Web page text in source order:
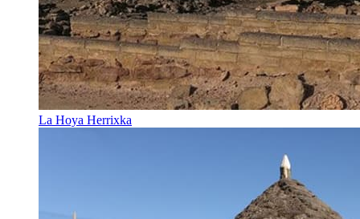
La Hoya Herrixka